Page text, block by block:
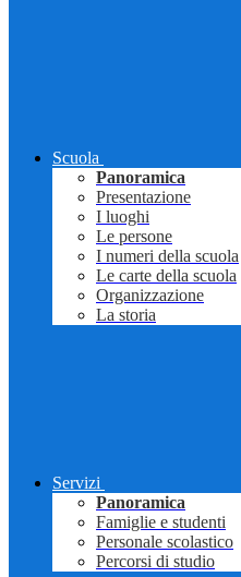
Scuola
Panoramica
Presentazione
I luoghi
Le persone
I numeri della scuola
Le carte della scuola
Organizzazione
La storia
Servizi
Panoramica
Famiglie e studenti
Personale scolastico
Percorsi di studio